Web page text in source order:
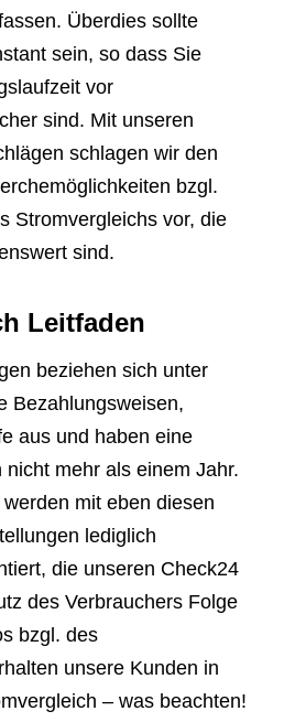
Überdies sollte
sein, so dass Sie
vor
sind. Mit unseren
schlagen wir den
bzgl.
Stromvergleichs vor, die
sind.
Leitfaden
beziehen sich unter
Bezahlungsweisen,
aus und haben eine
mehr als einem Jahr.
mit eben diesen
lediglich
die unseren Check24
des Verbrauchers Folge
bzgl. des
unsere Kunden in
– was beachten!